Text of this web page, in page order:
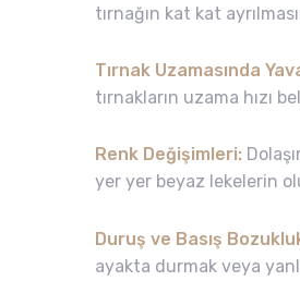
tırnağın kat kat
Tırnak Uzamasında
tırnakların uzama hızı
Renk Değişimleri:
yer yer beyaz lekelerin
Duruş ve Basış
ayakta durmak veya